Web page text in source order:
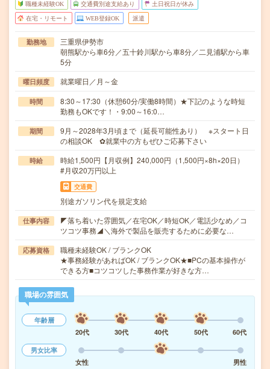
職種未経験OK 交通費別途支給あり 土日祝日が休み
在宅・リモート WEB登録OK 派遣
勤務地
三重県伊勢市
朝熊駅から車6分／五十鈴川駅から車8分／二見浦駅から車
5分
曜日頻度 就業曜日／月～金
時間
8:30～17:30（休憩60分/実働8時間）★下記のような時短
勤務もOKです！・9:00～16:0…
期間
9月～2028年3月頃まで（延長可能性あり） ※スタート日
の相談OK ✿就業中の方もぜひご応募下さい
時給
時給1,500円【月収例】240,000円（1,500円×8h×20日）
#月収20万円以上
交通費
別途ガソリン代を規定支給
仕事内容
◤落ち着いた雰囲気／在宅OK／時短OK／電話少なめ／コ
ツコツ事務◢＼海外で製品を販売するために必要な…
応募資格
職種未経験OK / ブランクOK
★事務経験があればOK / ブランクOK★■PCの基本操作が
できる方■コツコツした事務作業が好きな方…
職場の雰囲気
年齢層
20代
30代 40代 50代
60代
男女比率
女性
男性